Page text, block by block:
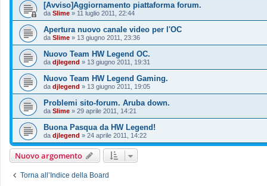
[Avviso]Aggiornamento piattaforma forum.
da Slime » 11 luglio 2011, 22:44
Apertura nuovo canale video per l'OC
da Slime » 13 giugno 2011, 23:36
Nuovo Team HW Legend OC.
da djlegend » 13 giugno 2011, 19:31
Nuovo Team HW Legend Gaming.
da djlegend » 13 giugno 2011, 19:05
Problemi sito-forum. Aruba down.
da Slime » 29 aprile 2011, 14:21
Buona Pasqua da HW Legend!
da djlegend » 24 aprile 2011, 14:22
Nuovo argomento
Torna all’Indice della Board